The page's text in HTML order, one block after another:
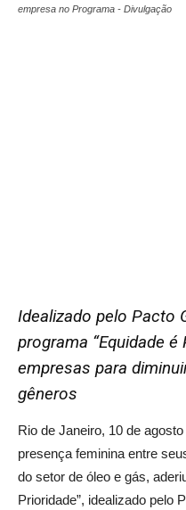
empresa no Programa - Divulgação
Idealizado pelo Pacto
programa “Equidade
empresas para
gêneros
Rio de Janeiro, 10 de
presença feminina entre
do setor de óleo e gás,
Prioridade”, idealizado pelo